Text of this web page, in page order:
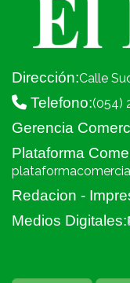
Dirección:Calle
Telefono:(054)
Gerencia
Plataforma
Redacion -
Medios Digitales: